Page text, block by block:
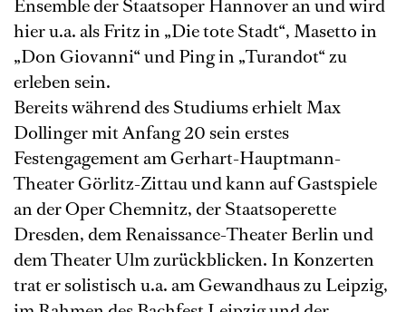
Ensemble der Staatsoper Hannover an und wird
hier u.a. als Fritz in „Die tote Stadt“, Masetto in
„Don Giovanni“ und Ping in „Turandot“ zu
erleben sein.
Bereits während des Studiums erhielt Max
Dollinger mit Anfang 20 sein erstes
Festengagement am Gerhart-Hauptmann-
Theater Görlitz-Zittau und kann auf Gastspiele
an der Oper Chemnitz, der Staatsoperette
Dresden, dem Renaissance-Theater Berlin und
dem Theater Ulm zurückblicken. In Konzerten
trat er solistisch u.a. am Gewandhaus zu Leipzig,